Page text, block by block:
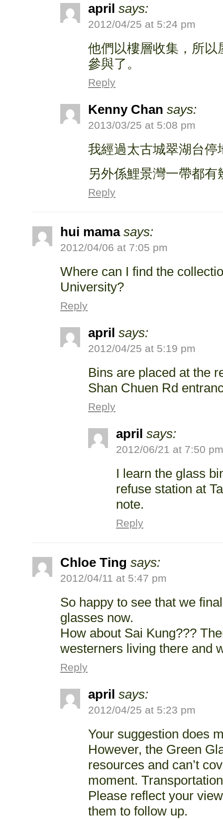
april says:
2012/04/25 at 5:24 pm
他們以樓層收集，所
參與了。
Reply
Kenny Chan says:
2013/03/25 at 5:08 pm
我經過太古城翠湖台
另外係鯉景灣一帶都
Reply
hui mama says:
2012/04/06 at 7:05 pm
Where can I find the
University?
Reply
april says:
2012/04/25 at 5:19 pm
Bins are placed at the
Shan Chuen Rd
Reply
april says:
2012/06/21 at 7:50 pm
I learn the glass
refuse station at
note.
Reply
Chloe Ting says:
2012/04/11 at 5:47 pm
So happy to see that we
glasses now.
How about Sai Kung???
westerners living there and
Reply
april says:
2012/04/25 at 5:23 pm
Your suggestion does
However, the Green
resources and can’t
moment.
Please reflect your
them to follow up.